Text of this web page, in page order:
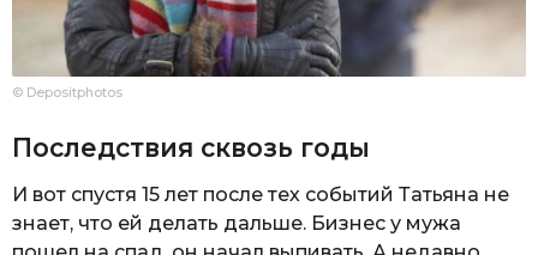
© Depositphotos
Последствия сквозь годы
И вот спустя 15 лет после тех событий Татьяна не
знает, что ей делать дальше. Бизнес у мужа